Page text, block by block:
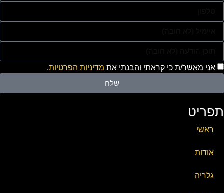
אני מאשר/ת כי קראתי והבנתי את מדיניות הפרטיות.
שלח
תפריט
ראשי
אודות
גלריה